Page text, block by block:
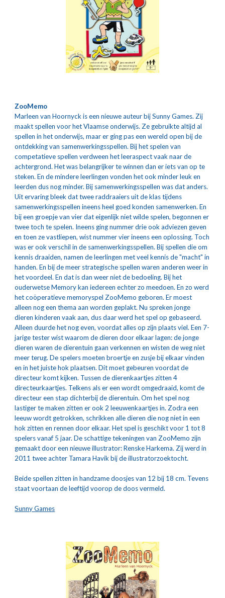
ZooMemo
Marleen van Hoornyck is een nieuwe auteur bij Sunny Games. Zij
maakt spellen voor het Vlaamse onderwijs. Ze gebruikte altijd al
spellen in het onderwijs, maar er ging pas een wereld open bij de
ontdekking van samenwerkingsspellen. Bij het spelen van
competatieve spellen verdween het leeraspect vaak naar de
achtergrond. Het was belangrijker te winnen dan er iets van op te
steken. En de mindere leerlingen vonden het ook minder leuk en
leerden dus nog minder. Bij samenwerkingsspellen was dat anders.
Uit ervaring bleek dat twee raddraaiers uit de klas tijdens
samenwerkingsspellen ineens heel goed konden samenwerken. En
bij een groepje van vier dat eigenlijk niet wilde spelen, begonnen er
twee toch te spelen. Ineens ging nummer drie ook adviezen geven
en toen ze vastliepen, wist nummer vier ineens een oplossing. Toch
was er ook verschil in de samenwerkingsspellen. Bij spellen die om
kennis draaiden, namen de leerlingen met veel kennis de "macht" in
handen. En bij de meer strategische spellen waren anderen weer in
het voordeel. En dat is dan weer niet de bedoeling. Bij het
ouderwetse Memory kan iedereen echter zo meedoen. En zo werd
het coöperatieve memoryspel ZooMemo geboren. Er moest
alleen nog een thema aan worden geplakt. Nu spreken jonge
dieren kinderen vaak aan, dus daar werd het spel op gebaseerd.
Alleen duurde het nog even, voordat alles op zijn plaats viel. Een 7-
jarige tester wist waarom de dieren door elkaar lagen: de jonge
dieren waren de dierentuin gaan verkennen en wisten de weg niet
meer terug. De spelers moeten broertje en zusje bij elkaar vinden
en in het juiste hok plaatsen. Dit moet gebeuren voordat de
directeur komt kijken. Tussen de dierenkaartjes zitten 4
directeurkaartjes. Telkens als er een wordt omgedraaid, komt de
directeur een stap dichterbij de dierentuin. Om het spel nog
lastiger te maken zitten er ook 2 leeuwenkaartjes in. Zodra een
leeuw wordt getrokken, schrikken alle dieren die nog niet in een
hok zitten en rennen door elkaar. Het spel is geschikt voor 1 tot 8
spelers vanaf 5 jaar. De schattige tekeningen van ZooMemo zijn
gemaakt door een nieuwe illustrator: Renske Harkema. Zij werd in
2011 twee achter Tamara Havik bij de illustratorzoektocht.
Beide spellen zitten in handzame doosjes van 12 bij 18 cm. Tevens
staat voortaan de leeftijd voorop de doos vermeld.
Sunny Games